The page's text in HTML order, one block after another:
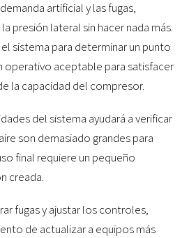
artificial y las fugas,
presión lateral sin hacer nada más.
sistema para determinar un punto
operativo aceptable para satisfacer
la capacidad del compresor.
del sistema ayudará a verificar
son demasiado grandes para
final requiere un pequeño
creada.
fugas y ajustar los controles,
de actualizar a equipos más